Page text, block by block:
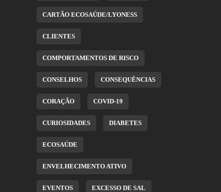
CARTÃO ECOSAÚDE/LYONESS
CLIENTES
COMPORTAMENTOS DE RISCO
CONSELHOS CONSEQUÊNCIAS
CORAÇÃO COVID-19
CURIOSIDADES DIABETES
ECOSAÚDE
ENVELHECIMENTO ATIVO
EVENTOS EXCESSO DE SAL